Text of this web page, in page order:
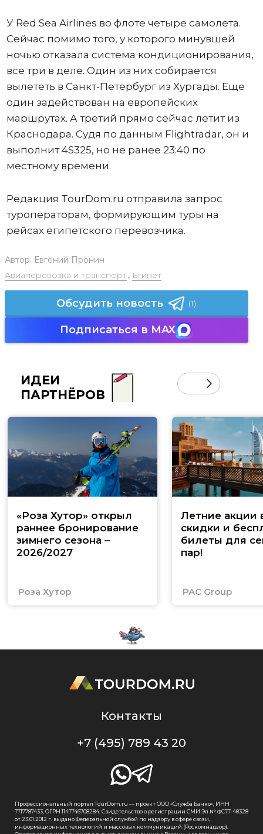
У Red Sea Airlines во флоте четыре самолета.
Сейчас помимо того, у которого минувшей
ночью отказала система кондиционирования,
все три в деле. Один из них собирается
вылететь в Санкт-Петербург из Хургады. Еще
один задействован на европейских
маршрутах. А третий прямо сейчас летит из
Краснодара. Судя по данным Flightradar, он и
выполнит 4S325, но не ранее 23:40 по
местному времени.
Редакция TourDom.ru отправила запрос
туроператорам, формирующим туры на
рейсах египетского перевозчика.
Автор: Евгений Пронин
Авиаперевозка и транспорт, Египет
Обсудить новость (1)
Подписаться в MAX
ИДЕИ
ПАРТНЁРОВ
«Роза Хутор» открыл
раннее бронирование
зимнего сезона –
2026/2027
Роза Хутор
Летние акции
скидки и
билеты для
пар!
PAC Group
Контакты
+7 (495) 789 43 20
Профессиональный портал TourDom.ru — проект ООО «Служба Банко», ИНН
7717787433, ОГРН 1147746708284. Свидетельство о регистрации СМИ Эл № ФС77-48328
от 23.01.2012 г. выдано Федеральной службой по надзору в сфере связи,
информационных технологий и массовых коммуникаций (Роскомнадзор).